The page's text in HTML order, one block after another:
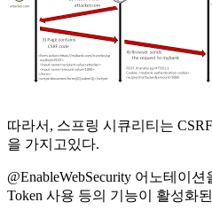
따라서, 스프링 시큐리티는
을 가지고있다.
@EnableWebSecurity 어노테이
Token 사용 등의 기능이 활성화